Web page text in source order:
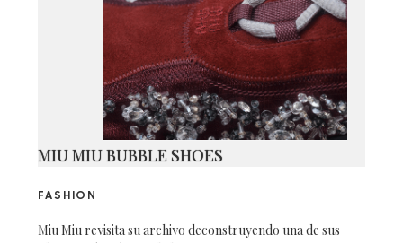
MIU MIU BUBBLE SHOES
FASHION
Miu Miu revisita su archivo deconstruyendo una de sus